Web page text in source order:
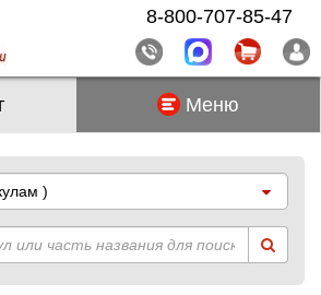
Меню
)
8-800-707-85-47